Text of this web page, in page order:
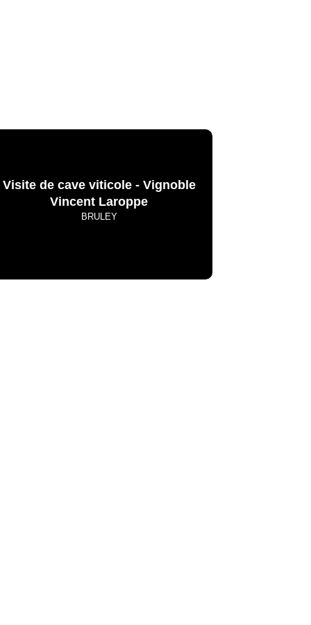
Visite de cave viticole - Vignoble
Vincent Laroppe
BRULEY